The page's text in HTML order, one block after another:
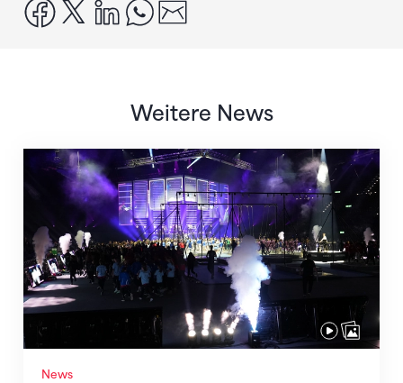
facebook
x linkedinwhatsapp
Weitere News
News
Gymotion setzt auf Licht – statt Feuereffekte